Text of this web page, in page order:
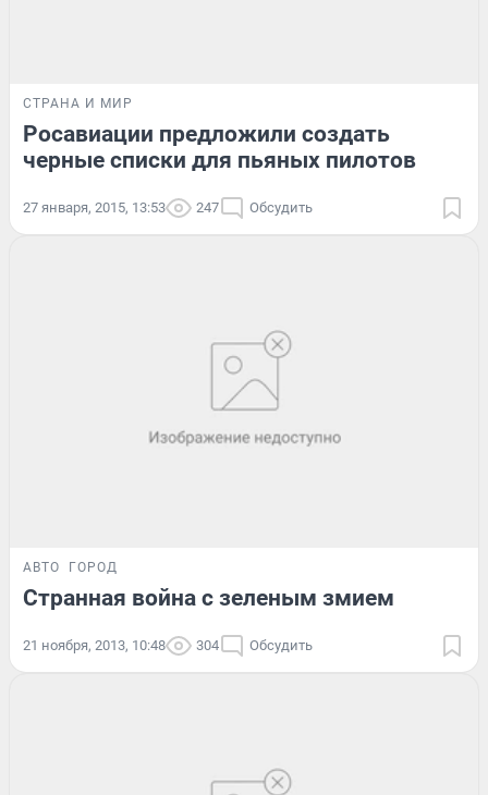
СТРАНА И МИР
Росавиации предложили создать
черные списки для пьяных пилотов
27 января, 2015, 13:53 247 Обсудить
АВТО ГОРОД
Странная война с зеленым змием
21 ноября, 2013, 10:48 304 Обсудить